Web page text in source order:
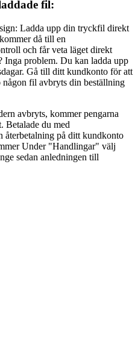
fil:
Ladda upp din tryckfil direkt
då till en
och får veta läget direkt
problem. Du kan ladda upp
Gå till ditt kundkonto för att
fil avbryts din beställning
avbryts, kommer pengarna
Betalade du med
återbetalning på ditt kundkonto
Under "Handlingar" välj
sedan anledningen till